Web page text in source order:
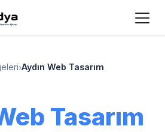
›Aydın Web Tasarım
Tasarım